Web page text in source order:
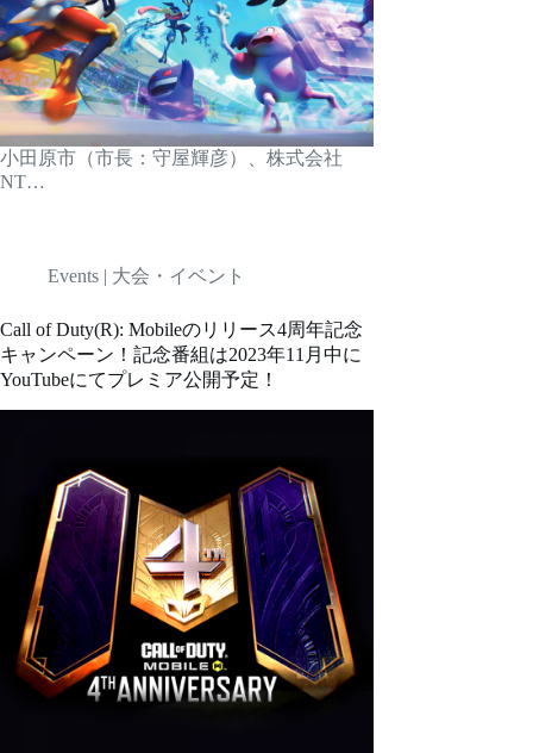
小田原市（市長：守屋輝彦）、株式会社
NT…
Events | 大会・イベント
Call of Duty(R): Mobileのリリース4周年記念
キャンペーン！記念番組は2023年11月中に
YouTubeにてプレミア公開予定！